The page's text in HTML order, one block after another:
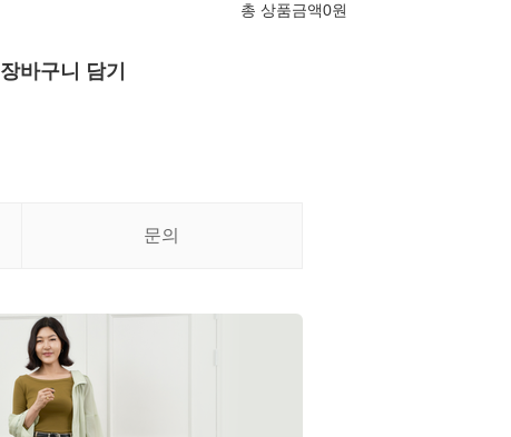
총 상품금액0원
장바구니 담기
문의